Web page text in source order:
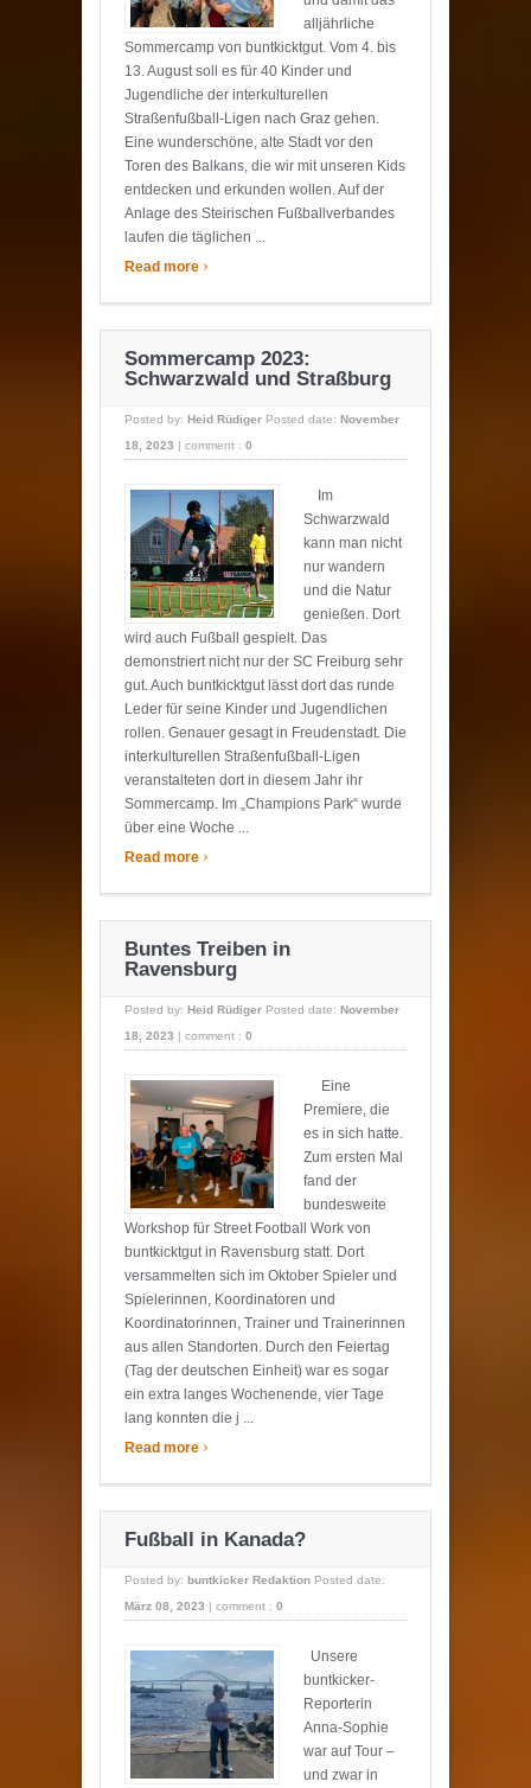
alljährliche
Sommercamp von buntkicktgut. Vom 4. bis
13. August soll es für 40 Kinder und
Jugendliche der interkulturellen
Straßenfußball-Ligen nach Graz gehen.
Eine wunderschöne, alte Stadt vor den
Toren des Balkans, die wir mit unseren Kids
entdecken und erkunden wollen. Auf der
Anlage des Steirischen Fußballverbandes
laufen die täglichen ...
Read more ›
Sommercamp 2023:
Schwarzwald und Straßburg
Posted by: Heid Rüdiger Posted date: November
18, 2023 | comment : 0
Im
Schwarzwald
kann man nicht
nur wandern
und die Natur
genießen. Dort
wird auch Fußball gespielt. Das
demonstriert nicht nur der SC Freiburg sehr
gut. Auch buntkicktgut lässt dort das runde
Leder für seine Kinder und Jugendlichen
rollen. Genauer gesagt in Freudenstadt. Die
interkulturellen Straßenfußball-Ligen
veranstalteten dort in diesem Jahr ihr
Sommercamp. Im „Champions Park“ wurde
über eine Woche ...
Read more ›
Buntes Treiben in
Ravensburg
Posted by: Heid Rüdiger Posted date: November
18, 2023 | comment : 0
Eine
Premiere, die
es in sich hatte.
Zum ersten Mal
fand der
bundesweite
Workshop für Street Football Work von
buntkicktgut in Ravensburg statt. Dort
versammelten sich im Oktober Spieler und
Spielerinnen, Koordinatoren und
Koordinatorinnen, Trainer und Trainerinnen
aus allen Standorten. Durch den Feiertag
(Tag der deutschen Einheit) war es sogar
ein extra langes Wochenende, vier Tage
lang konnten die j ...
Read more ›
Fußball in Kanada?
Posted by: buntkicker Redaktion Posted date:
März 08, 2023 | comment : 0
Unsere
buntkicker-
Reporterin
Anna-Sophie
war auf Tour –
und zwar in